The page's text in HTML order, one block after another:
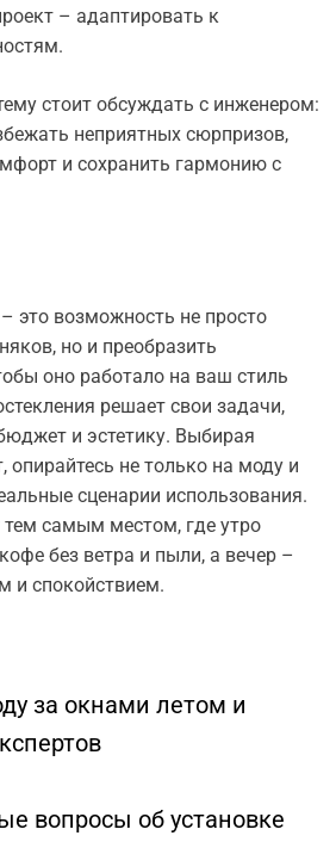
– адаптировать к
стоит обсуждать с инженером:
неприятных сюрпризов,
и сохранить гармонию с
это возможность не просто
но и преобразить
оно работало на ваш стиль
решает свои задачи,
и эстетику. Выбирая
опирайтесь не только на моду и
сценарии использования.
тем самым местом, где утро
без ветра и пыли, а вечер –
и спокойствием.
за окнами летом и
вопросы об установке